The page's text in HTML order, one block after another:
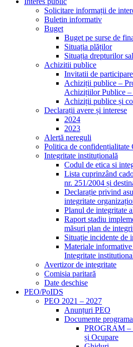
Solicitare informații de
Buletin informativ
Buget
Buget pe surse de
Situația plăților
Situația drepturilor
Achizitii publice
Invitatii de
Achiziții publice –
Achizițiilor Publice –
Achiziții publice și
Declarații avere și interese
2024
2023
Alertă nereguli
Politica de confidențialitate
Integritate instituțională
Codul de etica si
Lista cuprinzând
nr. 251/2004 și
Declarație privind
integritate
Planul de integritate
Raport stadiu
măsuri plan de
Situație incidente de
Materiale
Integritate
Avertizor de integritate
Comisia paritară
Date deschise
PEO/PoIDS
PEO 2021 – 2027
Anunțuri PEO
Documente
PROGRAM –
și Ocupare